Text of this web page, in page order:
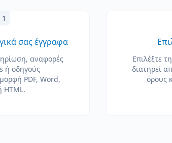
σας έγγραφα
αναφορές
ή οδηγούς
PDF, Word,
HTML.
Επιλέξτε
διατηρεί
όρους